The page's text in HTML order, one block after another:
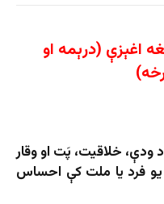
اغېزې (درېمه او
ودې، خلاقیت، پَت او وقار
فرد یا ملت کې احساس